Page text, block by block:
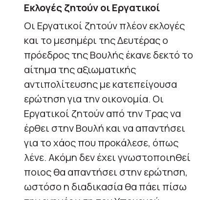
Εκλογές ζητούν οι Εργατικοί
Οι Εργατικοί ζητούν πλέον εκλογές
και το μεσημέρι της Δευτέρας ο
πρόεδρος της Βουλής έκανε δεκτό το
αίτημα της αξιωματικής
αντιπολίτευσης με κατεπείγουσα
ερώτηση για την οικονομία. Οι
Εργατικοί ζητούν από την Τρας να
έρθει στην Βουλή και να απαντήσει
για το χάος που προκάλεσε, όπως
λένε. Ακόμη δεν έχει γνωστοποιηθεί
ποιος θα απαντήσει στην ερώτηση,
ωστόσο η διαδικασία θα πάει πίσω